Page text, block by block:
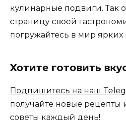
кулинарные подвиги. Так
страницу своей
погружайтесь в мир ярких
Хотите готовить
Подпишитесь на наш
получайте новые рецепты
советы каждый день!